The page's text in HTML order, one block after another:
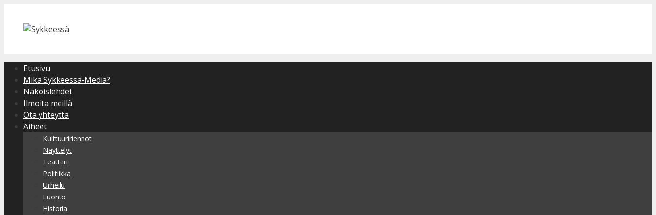
sisältöön
Etusivu
Mikä Sykkeessä-Media?
Näköislehdet
Ilmoita meillä
Ota yhteyttä
Aiheet
Kulttuuririennot
Näyttelyt
Teatteri
Politiikka
Urheilu
Luonto
Historia